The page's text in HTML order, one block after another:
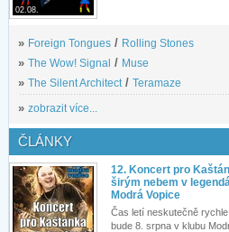
02.08.
» Foreign Tongues / Rolling Stones
» The Wow! Signal / Muse
» The Silent Architect / Teramaze
» zobrazit více...
ČLÁNKY
12. Koncert pro
širým nebem v
Modrá Vopice
Čas letí neskutečně
bude 8. srpna v klubu